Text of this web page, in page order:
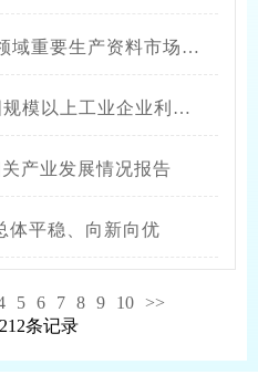
生产资料市场价格变动情况
工业企业利润增长18.8%
产业发展情况报告
体平稳、向新向优
5 6 7 8 9 10
>>
条记录